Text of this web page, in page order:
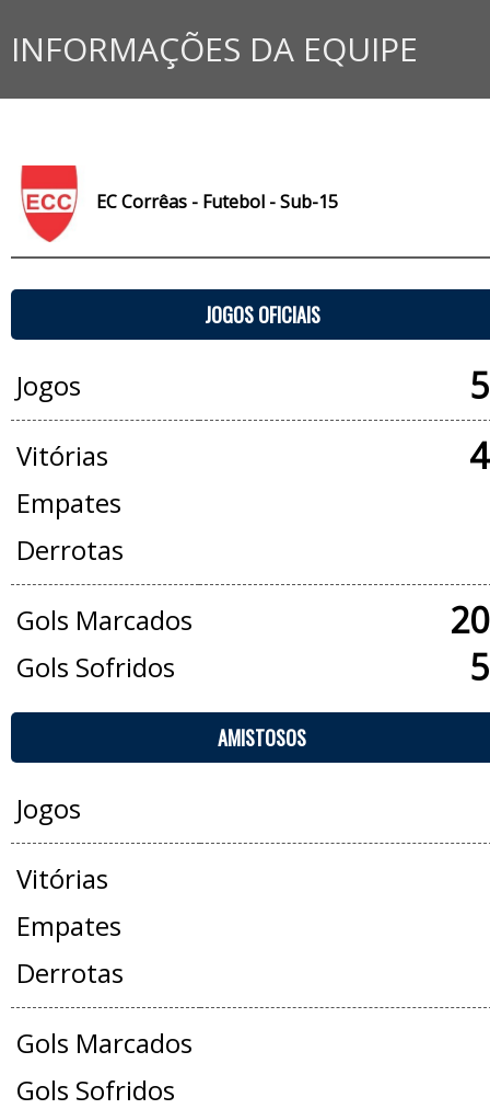
INFORMAÇÕES DA EQUIPE
EC Corrêas - Futebol - Sub-15
JOGOS OFICIAIS
Jogos
Vitórias
Empates
Derrotas
Gols Marcados
Gols Sofridos
AMISTOSOS
Jogos
Vitórias
Empates
Derrotas
Gols Marcados
Gols Sofridos